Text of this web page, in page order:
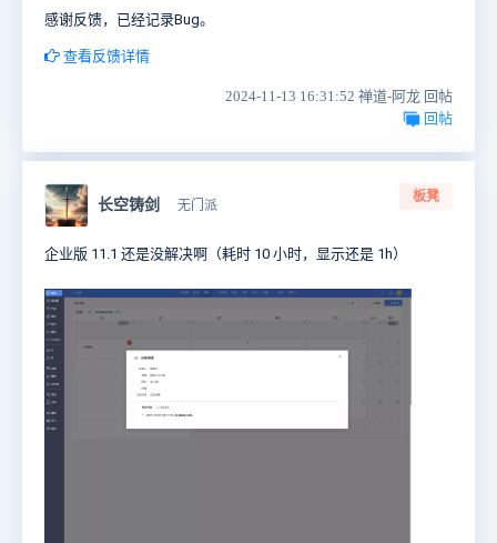
感谢反馈，已经记录Bug。
查看反馈详情
2024-11-13 16:31:52 禅道-阿龙 回帖
回帖
长空铸剑 无门派
板凳
企业版 11.1 还是没解决啊（耗时 10 小时，显示还是 1h）